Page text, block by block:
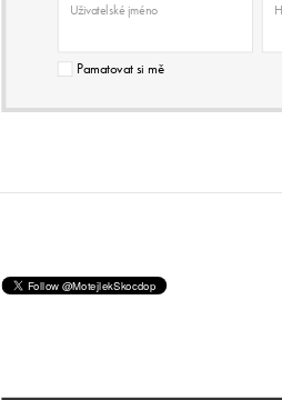
Uživatelské jméno
Pamatovat si mě